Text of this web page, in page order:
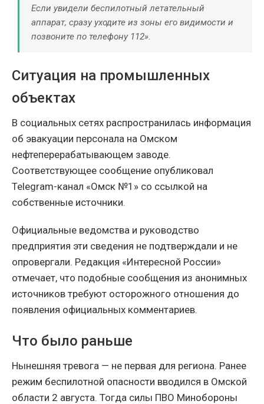
Если увидели беспилотный летательный
аппарат, сразу уходите из зоны его видимости и
позвоните по телефону 112».
Ситуация на промышленных
объектах
В социальных сетях распространилась информация
об эвакуации персонала на Омском
нефтеперерабатывающем заводе.
Соответствующее сообщение опубликовал
Telegram-канал «Омск №1» со ссылкой на
собственные источники.
Официальные ведомства и руководство
предприятия эти сведения не подтверждали и не
опровергали. Редакция «Интересной России»
отмечает, что подобные сообщения из анонимных
источников требуют осторожного отношения до
появления официальных комментариев.
Что было раньше
Нынешняя тревога — не первая для региона. Ранее
режим беспилотной опасности вводился в Омской
области 2 августа. Тогда силы ПВО Минобороны